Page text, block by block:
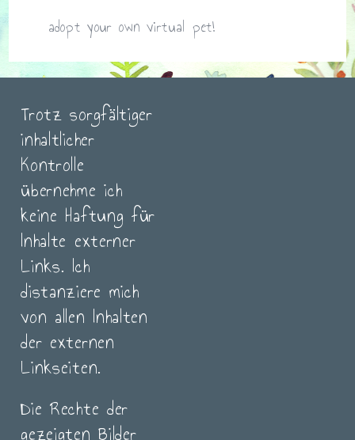
adopt your own virtual pet!
Trotz sorgfältiger
inhaltlicher
Kontrolle
übernehme ich
keine Haftung für
Inhalte externer
Links. Ich
distanziere mich
von allen Inhalten
der externen
Linkseiten.
Die Rechte der
gezeigten Bilder